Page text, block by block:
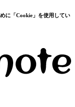
に「Cookie」を使用してい